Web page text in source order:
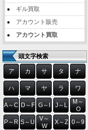
ギル買取
アカウント販売
アカウント買取
頭文字検索
ア カ サ タ ナ
ハ マ ヤ ラ ワ
A～C D～F G～I J～L
M～
O
P～R S～U
V～
W
X～Z 0～9